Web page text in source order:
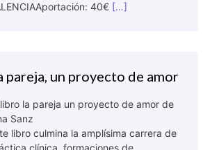
40€ […]
pareja, un proyecto de amor
libro culmina la amplísima carrera de
clínica, formaciones de